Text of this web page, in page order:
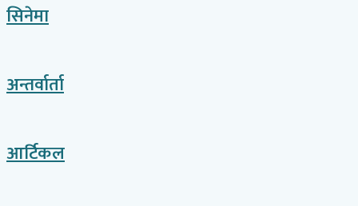
सिनेमा
अन्तर्वार्ता
आर्टिकल